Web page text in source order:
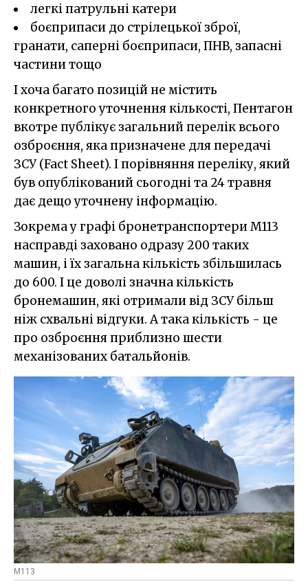
легкі патрульні катери
боєприпаси до стрілецької зброї,
гранати, саперні боєприпаси, ПНВ, запасні
частини тощо
І хоча багато позицій не містить
конкретного уточнення кількості, Пентагон
вкотре публікує загальний перелік всього
озброєння, яка призначене для передачі
ЗСУ (Fact Sheet). І порівняння переліку, який
був опублікований сьогодні та 24 травня
дає дещо уточнену інформацію.
Зокрема у графі бронетранспортери M113
насправді заховано одразу 200 таких
машин, і їх загальна кількість збільшилась
до 600. І це доволі значна кількість
бронемашин, які отримали від ЗСУ більш
ніж схвальні відгуки. А така кількість - це
про озброєння приблизно шести
механізованих батальйонів.
M113